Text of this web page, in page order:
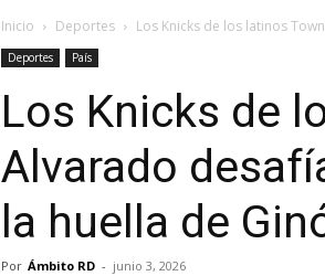
Inicio Deportes Los Knicks de los latinos
Deportes País
Los Knicks de
Alvarado
la huella de
Por Ámbito RD - junio 3, 2026